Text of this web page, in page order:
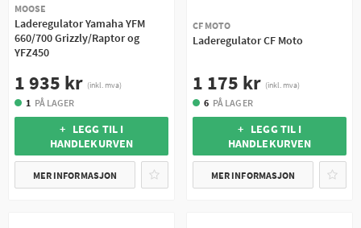
MOOSE
Laderegulator Yamaha YFM
660/700 Grizzly/Raptor og
YFZ450
1 935 kr (inkl. mva)
1 PÅ LAGER
+ LEGG TIL I
HANDLEKURVEN
MER INFORMASJON
CF MOTO
Laderegulator CF Moto
1 175 kr (inkl. mva)
6 PÅ LAGER
+ LEGG TIL I
HANDLEKURVEN
MER INFORMASJON